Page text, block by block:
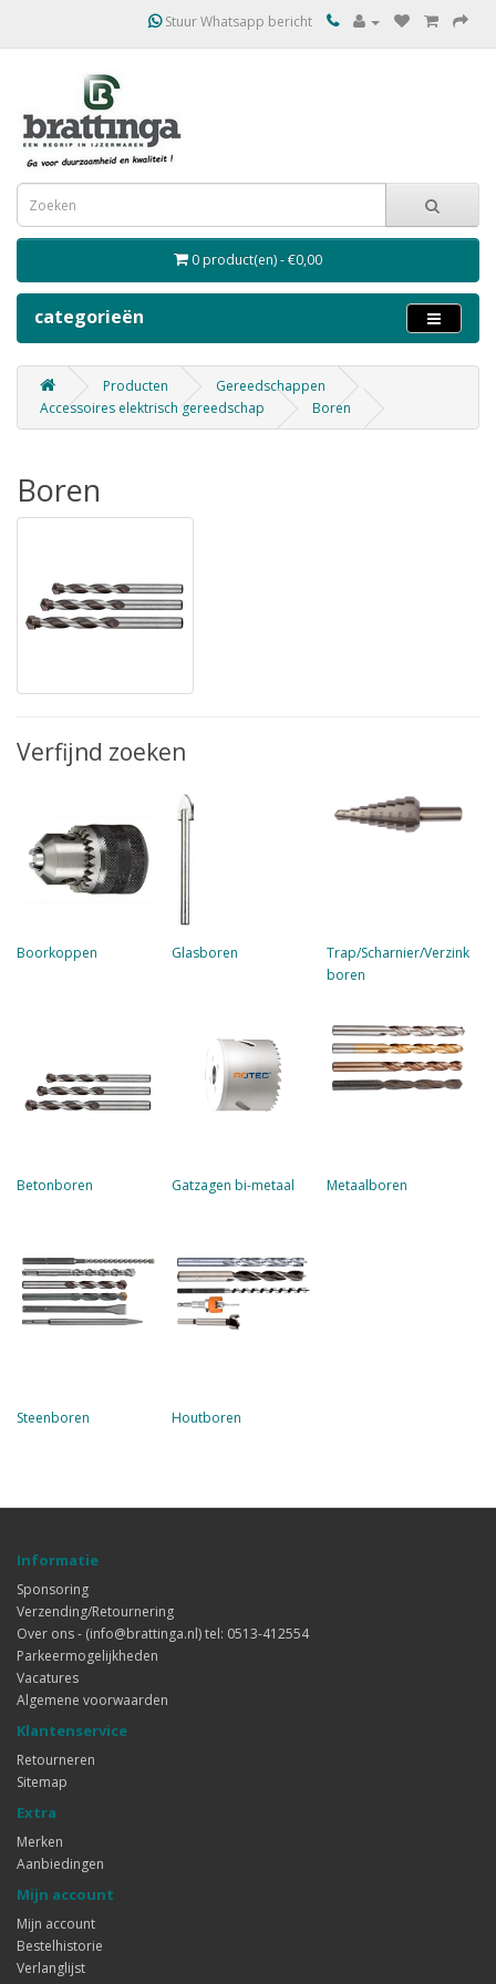
Stuur Whatsapp bericht
0 product(en) - €0,00
categorieën
Producten
Gereedschappen
Accessoires elektrisch gereedschap
Boren
Boren
Verfijnd zoeken
Boorkoppen Glasboren
Trap/Scharnier/Verzink
boren
Betonboren Gatzagen bi-metaal Metaalboren
Steenboren Houtboren
Informatie
Sponsoring
Verzending/Retournering
Over ons - (info@brattinga.nl) tel: 0513-412554
Parkeermogelijkheden
Vacatures
Algemene voorwaarden
Klantenservice
Retourneren
Sitemap
Extra
Merken
Aanbiedingen
Mijn account
Mijn account
Bestelhistorie
Verlanglijst